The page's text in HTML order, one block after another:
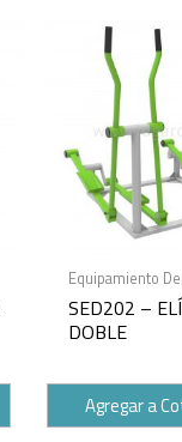
Equipamiento
SED202 –
DOBLE
Agregar a